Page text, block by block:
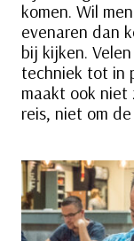
komen. Wil
evenaren dan
bij kijken.
techniek tot in
maakt ook niet
reis, niet om